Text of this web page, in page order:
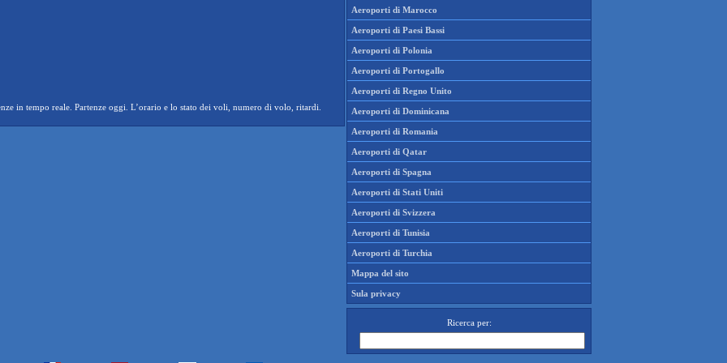
in tempo reale. Partenze oggi. L’orario e lo stato dei voli, numero di volo, ritardi.
Aeroporti di Marocco
Aeroporti di Paesi Bassi
Aeroporti di Polonia
Aeroporti di Portogallo
Aeroporti di Regno Unito
Aeroporti di Dominicana
Aeroporti di Romania
Aeroporti di Qatar
Aeroporti di Spagna
Aeroporti di Stati Uniti
Aeroporti di Svizzera
Aeroporti di Tunisia
Aeroporti di Turchia
Mappa del sito
Sula privacy
Ricerca per: